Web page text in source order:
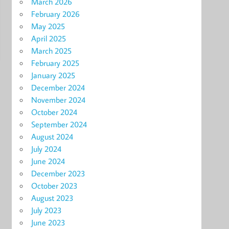
February 2026
May 2025
April 2025
March 2025
February 2025
January 2025
December 2024
November 2024
October 2024
September 2024
August 2024
July 2024
June 2024
December 2023
October 2023
August 2023
July 2023
June 2023